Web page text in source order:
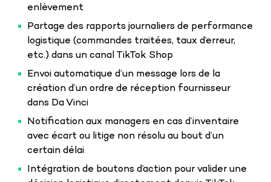
enlèvement
Partage des rapports journaliers de performance
logistique (commandes traitées, taux d’erreur,
etc.) dans un canal TikTok Shop
Envoi automatique d’un message lors de la
création d’un ordre de réception fournisseur
dans Da Vinci
Notification aux managers en cas d’inventaire
avec écart ou litige non résolu au bout d’un
certain délai
Intégration de boutons d’action pour valider une